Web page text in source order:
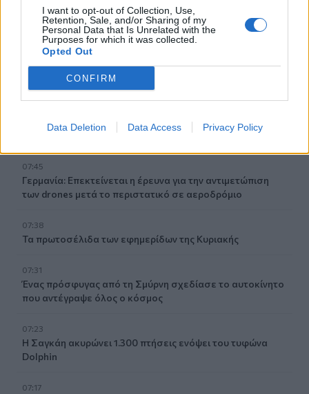
I want to opt-out of Collection, Use,
Retention, Sale, and/or Sharing of my
Personal Data that Is Unrelated with the
Purposes for which it was collected.
Opted Out
CONFIRM
Data Deletion Data Access Privacy Policy
χρονοβόρες διαδικασίες
07:59
Κολομβία εξαιτίας των πυρκαγιών
Φωτιά σε εγκαταστάσεις της Aramco στη Σαουδική
07:45
Γερμανία: Επεκτείνεται η έρευνα για την αντιμετώπιση
των drones μετά το περιστατικό σε αεροδρόμιο
07:38
Τα πρωτοσέλιδα των εφημερίδων της Κυριακής
07:31
Ένας πρόσφυγας από τη Σμύρνη σχεδίασε το αυτοκίνητο
που αντέγραψε όλος ο κόσμος
07:23
Η Σαγκάη ακυρώνει 1.300 πτήσεις ενόψει του τυφώνα
Dolphin
07:17